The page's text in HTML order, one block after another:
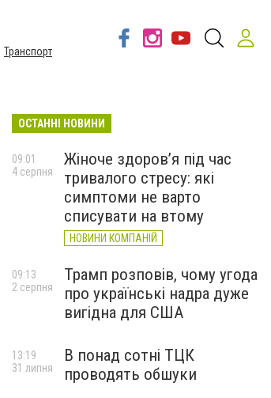
Транспорт
ОСТАННІ НОВИНИ
Жіноче здоров’я під час
тривалого стресу: які
симптоми не варто
списувати на втому
НОВИНИ КОМПАНІЙ
09:01
4 серпня
Трамп розповів, чому угода
про українські надра дуже
вигідна для США
09:13
2 серпня
В понад сотні ТЦК
проводять обшуки
13:19
31 липня